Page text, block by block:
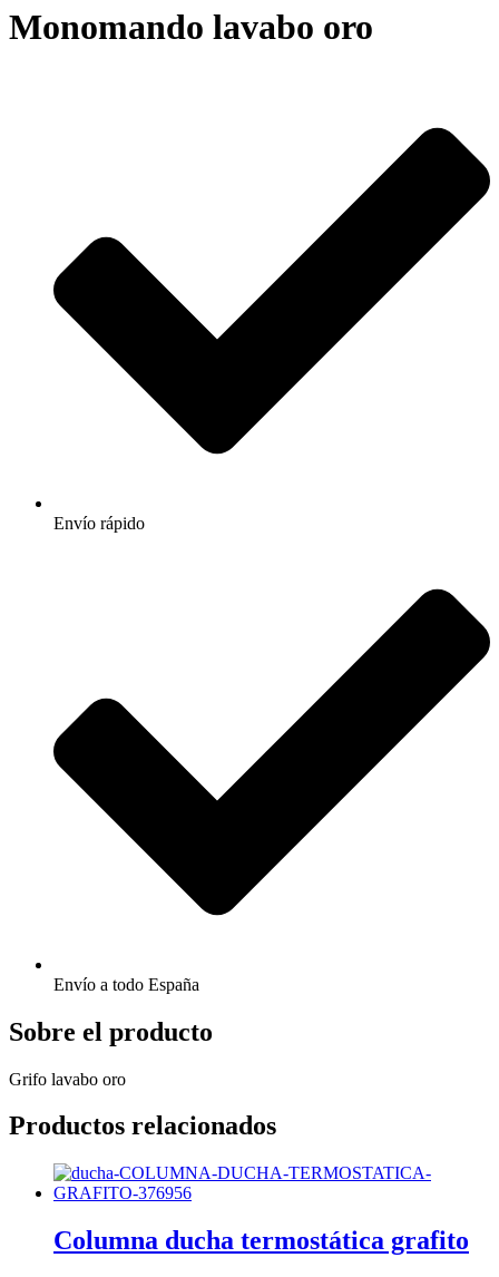
Monomando lavabo oro
Envío rápido
Envío a todo España
Sobre el producto
Grifo lavabo oro
Productos relacionados
Columna ducha termostática grafito